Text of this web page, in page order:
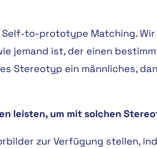
to-prototype Matching.
jemand ist, der einen
Stereotyp ein männliches,
leisten, um mit solchen
zur Verfügung stellen,